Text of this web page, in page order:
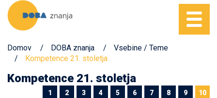
Domov DOBA znanja
Vsebine / Teme
Kompetence 21. stoletja
Kompetence 21. stoletja
1 2 3 4 5 6 7 8 9 10